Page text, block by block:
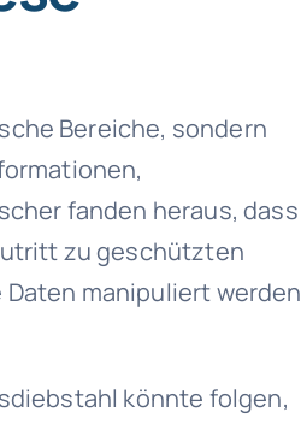
Bereiche, sondern
fanden heraus, dass
zu geschützten
manipuliert werden
könnte folgen,